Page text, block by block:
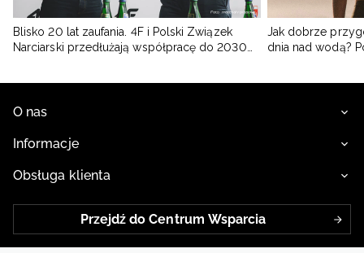
Blisko 20 lat zaufania. 4F i Polski Związek
Narciarski przedłużają współpracę do 2030
Jak dobrze
dnia nad wodą?
O nas
Informacje
Obsługa klienta
Przejdź do Centrum Wsparcia